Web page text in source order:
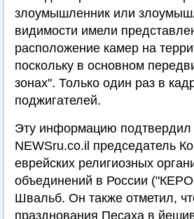
злоумышленник или
видимости имели
расположение камер на
поскольку в основном
зонах". Только один раз в
поджигателей.
Эту информацию подтвердил
NEWSru.co.il председатель
еврейских религиозных
объединений в России
Швальб. Он также отметил,
празднования Песаха в